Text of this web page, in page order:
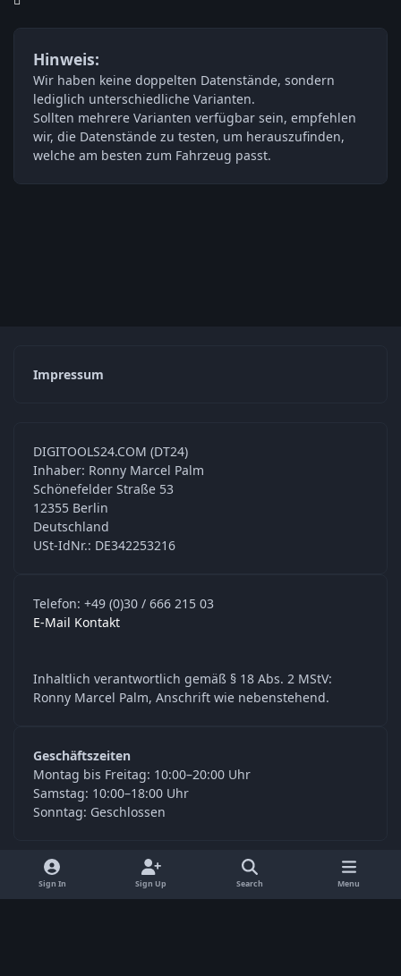
Hinweis:
Wir haben keine doppelten Datenstände, sondern
lediglich unterschiedliche Varianten.
Sollten mehrere Varianten verfügbar sein, empfehlen
wir, die Datenstände zu testen, um herauszufinden,
welche am besten zum Fahrzeug passt.
Impressum
DIGITOOLS24.COM (DT24)
Inhaber: Ronny Marcel Palm
Schönefelder Straße 53
12355 Berlin
Deutschland
USt-IdNr.: DE342253216
Telefon: +49 (0)30 / 666 215 03
E-Mail Kontakt
Inhaltlich verantwortlich gemäß § 18 Abs. 2 MStV:
Ronny Marcel Palm, Anschrift wie nebenstehend.
Geschäftszeiten
Montag bis Freitag: 10:00–20:00 Uhr
Samstag: 10:00–18:00 Uhr
Sonntag: Geschlossen
o
f
a
Sign In Sign Up Search Menu